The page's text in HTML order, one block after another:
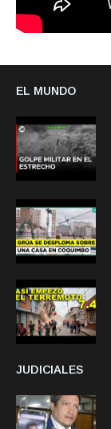
EL MUNDO
JUDICIALES